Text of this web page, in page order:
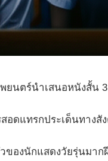
ยนตร์นำเสนอหนังสั้น 3
อดแทรกประเด็นทาง
ของนักแสดงวัยรุ่นมาก